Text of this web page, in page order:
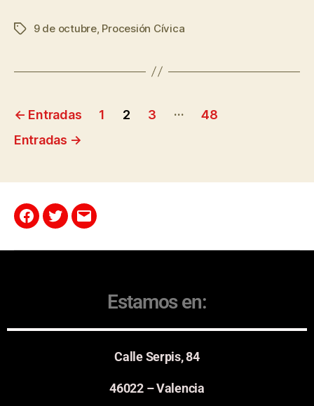
9 de octubre, Procesión Cívica
← Entradas 1 2 3 …
48
Entradas →
Estamos en:
Calle Serpis, 84
46022 – Valencia